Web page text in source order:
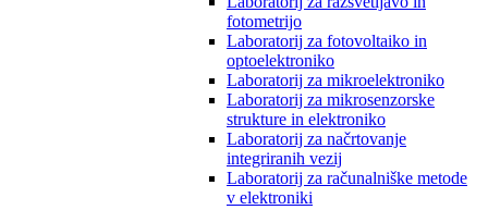
fotometrijo
Laboratorij za fotovoltaiko in
optoelektroniko
Laboratorij za mikroelektroniko
Laboratorij za mikrosenzorske
strukture in elektroniko
Laboratorij za načrtovanje
integriranih vezij
Laboratorij za računalniške metode
v elektroniki